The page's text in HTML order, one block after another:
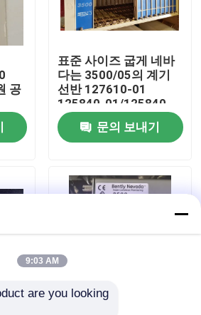
오
공
표준 사이즈 굽게 네바
다는 3500/05의 계기
선반 127610-01
125840-01/125840-
02를 분해합니다
문의 보내기
9:03 AM
are you looking